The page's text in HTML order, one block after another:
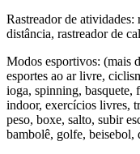
Rastreador de atividades:
distância, rastreador de
Modos esportivos: (mais
esportes ao ar livre,
ioga, spinning, basquete,
indoor, exercícios livres,
peso, boxe, salto, subir
bambolê, golfe, beisebol,